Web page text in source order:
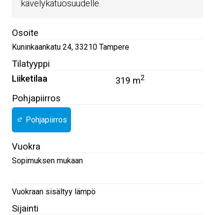
kävelykatuosuudelle.
Osoite
Kuninkaankatu 24, 33210 Tampere
Tilatyyppi
Liiketilaa
319 m2
Pohjapiirros
Pohjapiirros
Vuokra
Sopimuksen mukaan
Vuokraan sisältyy lämpö
Sijainti